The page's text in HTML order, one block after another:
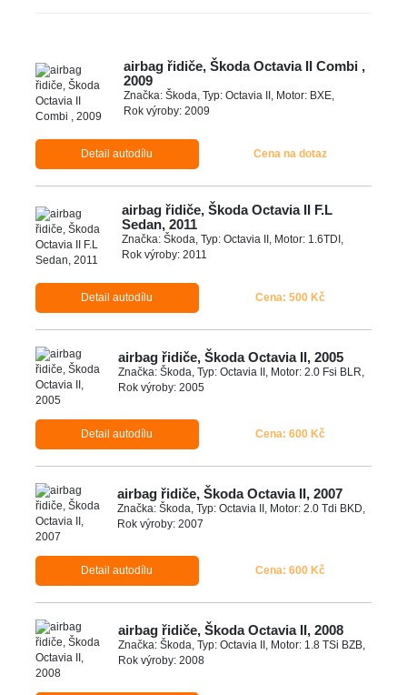
airbag řidiče, Škoda Octavia II Combi ,
2009
Značka: Škoda, Typ: Octavia II, Motor: BXE,
Rok výroby: 2009
Detail autodílu Cena na dotaz
airbag řidiče, Škoda Octavia II F.L
Sedan, 2011
Značka: Škoda, Typ: Octavia II, Motor: 1.6TDI,
Rok výroby: 2011
Detail autodílu Cena: 500 Kč
airbag řidiče, Škoda Octavia II, 2005
Značka: Škoda, Typ: Octavia II, Motor: 2.0 Fsi BLR,
Rok výroby: 2005
Detail autodílu Cena: 600 Kč
airbag řidiče, Škoda Octavia II, 2007
Značka: Škoda, Typ: Octavia II, Motor: 2.0 Tdi BKD,
Rok výroby: 2007
Detail autodílu Cena: 600 Kč
airbag řidiče, Škoda Octavia II, 2008
Značka: Škoda, Typ: Octavia II, Motor: 1.8 TSi BZB,
Rok výroby: 2008